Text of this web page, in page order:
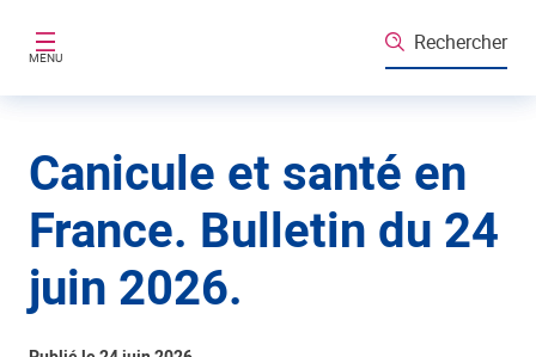
MENU
Rechercher
Canicule et santé en
France. Bulletin du 24
juin 2026.